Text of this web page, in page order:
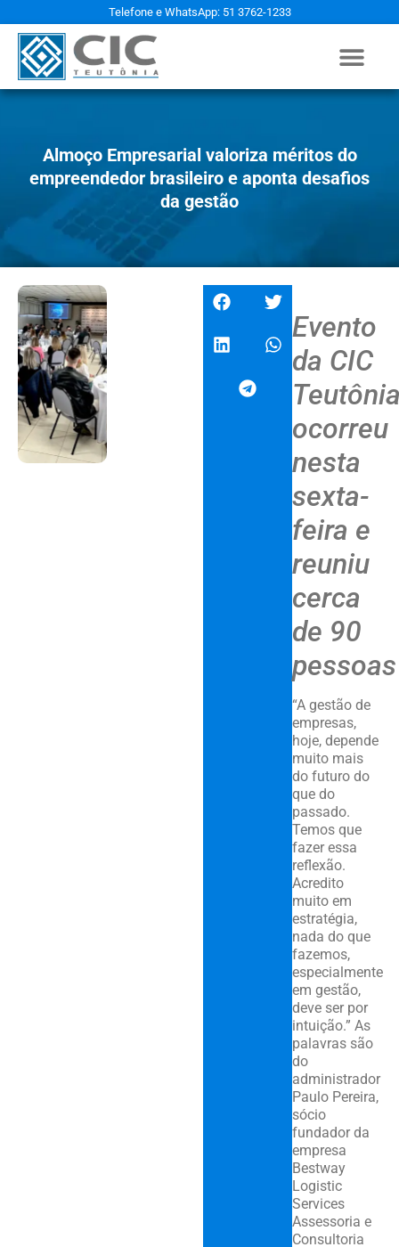
Telefone e WhatsApp: 51 3762-1233
Almoço Empresarial valoriza méritos do
empreendedor brasileiro e aponta desafios
da gestão
Evento
da CIC
ocorreu
nesta
sexta-
feira e
reuniu
cerca
de 90
pessoas
“A gestão de
empresas,
hoje, depende
muito mais
do futuro do
que do
passado.
Temos que
fazer essa
reflexão.
Acredito
muito em
estratégia,
nada do que
fazemos,
especialmente
em gestão,
deve ser por
intuição.” As
palavras são
do
administrador
Paulo Pereira,
sócio
fundador da
empresa
Bestway
Logistic
Services
Assessoria e
Consultoria